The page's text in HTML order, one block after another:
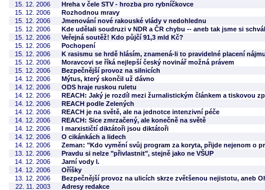
15. 12. 2006
Hreha v čele STV - hrozba pro rybníčkovce
15. 12. 2006
Rozhodnou mravy
15. 12. 2006
Jmenování nové rakouské vlády v nedohlednu
15. 12. 2006
Kde udělali soudruzi v NDR a ČR chybu -- aneb tak jsme si
15. 12. 2006
Veřejná soutěž! Kdo půjčí 91,3 mld Kč?
15. 12. 2006
Pochopení
15. 12. 2006
K rasismu se hrdě hlásím, znamená-li to pravidelné placení
15. 12. 2006
Moravcovi se říká nejlepší český novinář možná právem
15. 12. 2006
Bezpečnější provoz na silnicích
14. 12. 2006
Mýtus, který skončil už dávno
14. 12. 2006
ODS hraje ruskou ruletu
14. 12. 2006
REACH: Jaký je rozdíl mezi žurnalistickým článkem a tiskovou
14. 12. 2006
REACH podle Zelených
14. 12. 2006
REACH je na světě, ale na jednotce intenzivní péče
14. 12. 2006
REACH: Sice zmrzačený, ale konečně na světě
14. 12. 2006
I marxističtí diktátoři jsou diktátoři
14. 12. 2006
O cikánkách a lidech
14. 12. 2006
Zeman: "Kdo vymění svůj program za koryta, přijde nejenom o
13. 12. 2006
Pravdu si nelze "přivlastnit", stejně jako ne VŠUP
14. 12. 2006
Jarní vody I.
14. 12. 2006
Oříšky
13. 12. 2006
Bezpečnější provoz na ulicích skrze zvětšenou nejistotu, aneb
22. 11. 2003
Adresy redakce